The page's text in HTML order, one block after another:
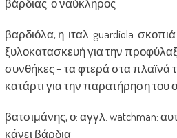
βάρδιας: ο ναύκληρος
βαρδιόλα, η: ιταλ. guardiola:
ξυλοκατασκευή για την
συνθήκες – τα φτερά στα πλαϊνά
κατάρτι για την παρατήρηση του
βατσιμάνης, ο: αγγλ. watchman:
κάνει βάρδια